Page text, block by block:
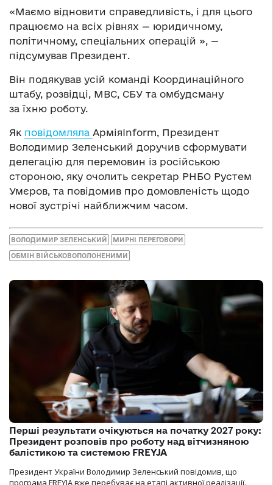
«Маємо відновити справедливість, і для цього
працюємо на всіх рівнях — юридичному,
політичному, спеціальних операцій », —
підсумував Президент.
Він подякував усій команді Координаційного
штабу, розвідці, МВС, СБУ та омбудсману
за їхню роботу.
Як повідомляла АрміяInform, Президент
Володимир Зеленський доручив сформувати
делегацію для перемовин із російською
стороною, яку очолить секретар РНБО Рустем
Умєров, та повідомив про домовленість щодо
нової зустрічі найближчим часом.
ВОЛОДИМИР ЗЕЛЕНСЬКИЙ МИРНІ ПЕРЕГОВОРИ
ОБМІН ВІЙСЬКОВОПОЛОНЕНИМИ
Перші результати очікуються на початку 2027 року:
Президент розповів про роботу над вітчизняною
балістикою та системою FREYJA
Президент України Володимир Зеленський повідомив, що